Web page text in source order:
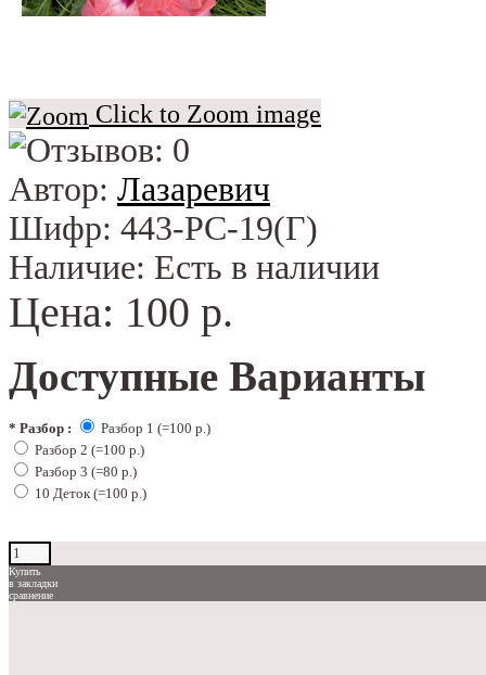
Click to Zoom image
Автор: Лазаревич
Шифр: 443-РС-19(Г)
Наличие: Есть в наличии
Цена: 100 р.
Доступные Варианты
* Разбор :
Разбор 1 (=100 р.)
Разбор 2 (=100 р.)
Разбор 3 (=80 р.)
10 Деток (=100 р.)
Купить
в закладки
сравнение